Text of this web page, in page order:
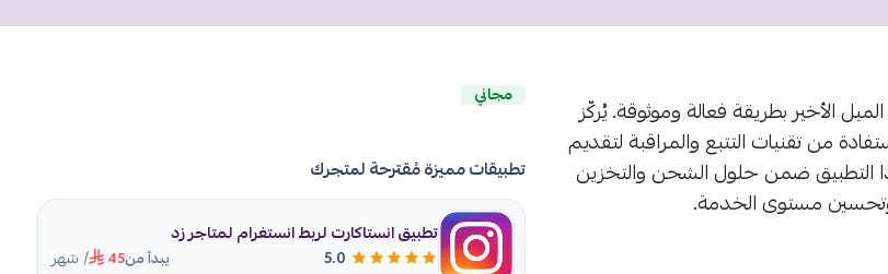
مجاني
تطبيقات مميزة مُقترحة لمتجرك
تطبيق انستاكارت لربط انستغرام لمتاجر زد
5.0 يبدأ من45 / شهر
الأخير بطريقة فعالة وموثوقة. يُركّز
من تقنيات التتبع والمراقبة لتقديم
التطبيق ضمن حلول الشحن والتخزين
وتحسين مستوى الخدمة.